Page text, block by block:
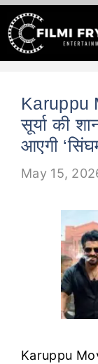
Skip
to
content
Karuppu
सूर्या की
आएगी
May 15,
Karuppu